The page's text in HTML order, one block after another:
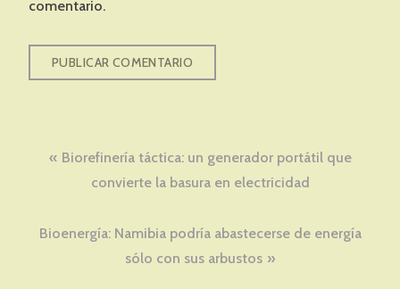
comentario.
Navegación
entradas
Biorefinería táctica: un generador portátil que
convierte la basura en electricidad
Bioenergía: Namibia podría abastecerse de energía
sólo con sus arbustos